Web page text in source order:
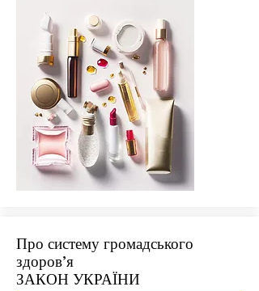
Про систему громадського
здоров’я
ЗАКОН УКРАЇНИ